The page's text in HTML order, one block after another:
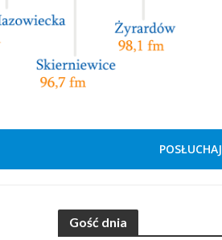
POSŁUCHAJ
Gość dnia